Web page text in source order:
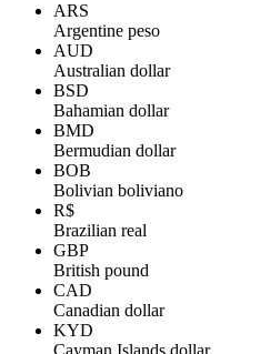
ARS
Argentine peso
AUD
Australian dollar
BSD
Bahamian dollar
BMD
Bermudian dollar
BOB
Bolivian boliviano
R$
Brazilian real
GBP
British pound
CAD
Canadian dollar
KYD
Cayman Islands dollar